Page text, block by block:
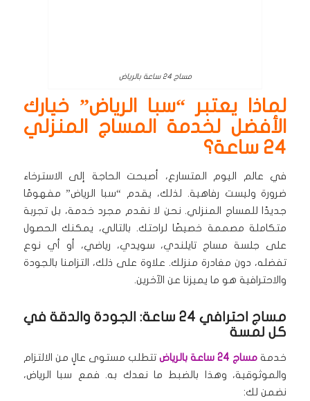
مساج 24 ساعة بالرياض
لماذا يعتبر “سبا الرياض” خيارك
الأفضل لخدمة المساج المنزلي
24 ساعة؟
في عالم اليوم المتسارع، أصبحت الحاجة إلى الاسترخاء
ضرورة وليست رفاهية. لذلك، يقدم “سبا الرياض” مفهومًا
جديدًا للمساج المنزلي. نحن لا نقدم مجرد خدمة، بل تجربة
متكاملة مصممة خصيصًا لراحتك. بالتالي، يمكنك الحصول
على جلسة مساج تايلندي، سويدي، رياضي، أو أي نوع
تفضله، دون مغادرة منزلك. علاوة على ذلك، التزامنا بالجودة
والاحترافية هو ما يميزنا عن الآخرين.
مساج احترافي 24 ساعة: الجودة والدقة في
كل لمسة
خدمة مساج 24 ساعة بالرياض
تتطلب مستوى عالٍ من الالتزام
والموثوقية، وهذا بالضبط ما نعدك به. فمع سبا الرياض،
نضمن لك: